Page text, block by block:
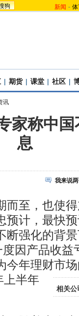
狗 新闻 -
| 期货 | 课堂 | 社区 |
讯
家称中
息
我来说
至，也使得
预计，最快
断强化的背
度因产品收
年理财市场
相关公
上半年